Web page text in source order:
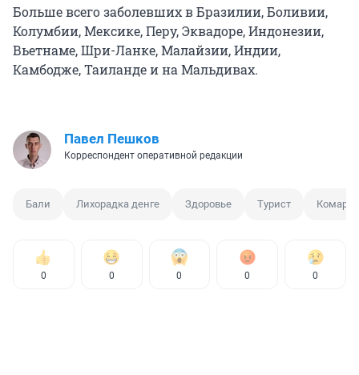
Больше всего заболевших в Бразилии, Боливии,
Колумбии, Мексике, Перу, Эквадоре, Индонезии,
Вьетнаме, Шри-Ланке, Малайзии, Индии,
Камбодже, Таиланде и на Мальдивах.
Павел Пешков
Корреспондент оперативной редакции
Бали Лихорадка денге Здоровье Турист Комар
0 0 0 0 0